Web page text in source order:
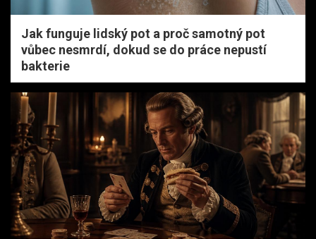
Jak funguje lidský pot a proč samotný pot
vůbec nesmrdí, dokud se do práce nepustí
bakterie